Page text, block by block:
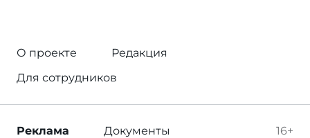
О проекте
Редакция
Для сотрудников
16+
Реклама Документы